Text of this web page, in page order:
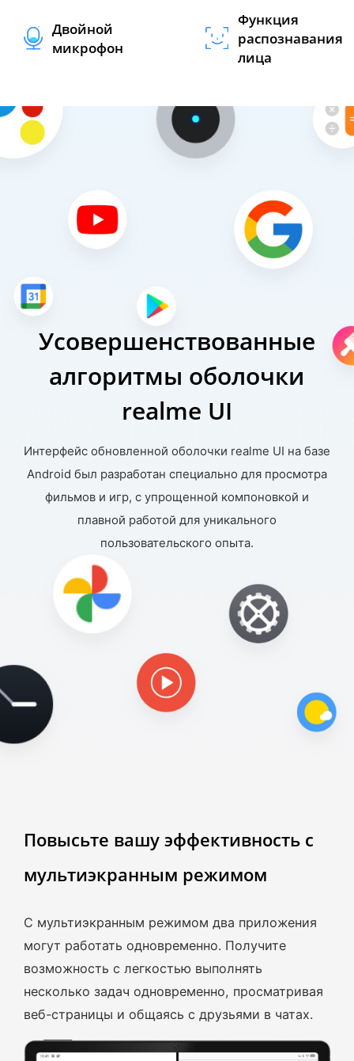
Двойной
микрофон
Функция
распознавания
лица
Усовершенствованные
алгоритмы оболочки
realme UI
Интерфейс обновленной оболочки realme UI на базе
Android был разработан специально для просмотра
фильмов и игр, с упрощенной компоновкой и
плавной работой для уникального
пользовательского опыта.
Повысьте вашу эффективность с
мультиэкранным режимом
С мультиэкранным режимом два приложения
могут работать одновременно. Получите
возможность с легкостью выполнять
несколько задач одновременно, просматривая
веб-страницы и общаясь с друзьями в чатах.